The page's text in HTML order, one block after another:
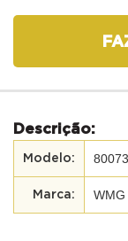
Descrição:
WMG